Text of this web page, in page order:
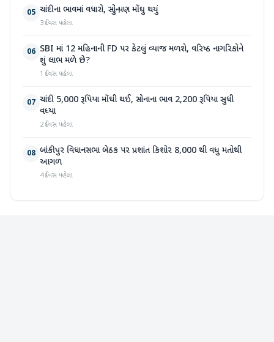
05 ચાંદીના ભાવમાં વધારો, સોનું પણ મોંઘુ થયું
3 દિવસ પહેલા
06 SBI માં 12 મહિનાની FD પર કેટલું વ્યાજ મળશે, વરિષ્ઠ નાગરિકોને
શું લાભ મળે છે?
1 દિવસ પહેલા
07 ચાંદી 5,000 રૂપિયા મોંઘી થઈ, સોનાના ભાવ 2,200 રૂપિયા સુધી
વધ્યા
2 દિવસ પહેલા
08 બાંકીપુર વિધાનસભા બેઠક પર પ્રશાંત કિશોર 8,000 થી વધુ મતોથી
આગળ
4 દિવસ પહેલા